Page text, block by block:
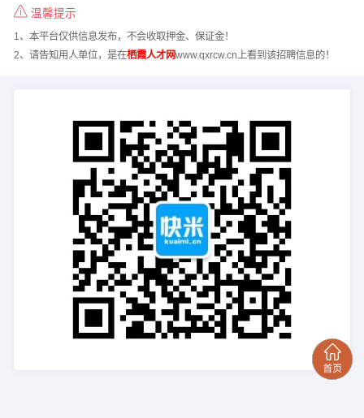
温馨提示
1、本平台仅供信息发布，不会收取押金、保证金！
2、请告知用人单位，是在栖霞人才网www.qxrcw.cn上看到该招聘信息的！